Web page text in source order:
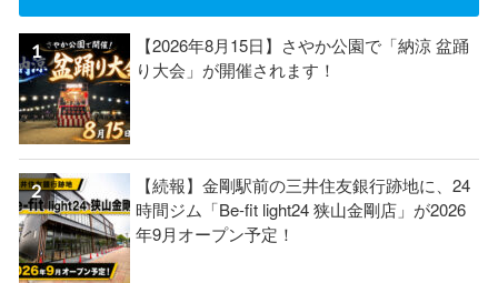
【2026年8月15日】さやか公園で「納涼 盆踊
り大会」が開催されます！
【続報】金剛駅前の三井住友銀行跡地に、24
時間ジム「Be-fit light24 狭山金剛店」が2026
年9月オープン予定！